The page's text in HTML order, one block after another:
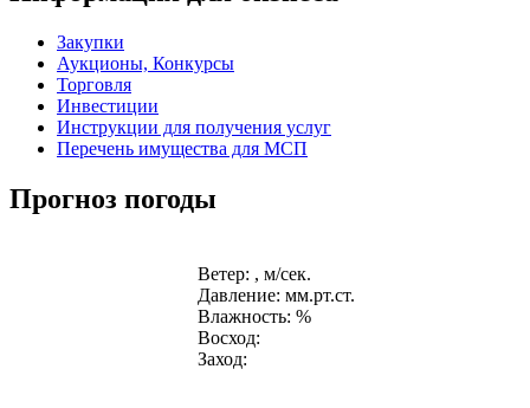
Закупки
Аукционы, Конкурсы
Торговля
Инвестиции
Инструкции для получения услуг
Перечень имущества для МСП
Прогноз погоды
Ветер: , м/сек.
Давление: мм.рт.ст.
Влажность: %
Восход:
Заход: